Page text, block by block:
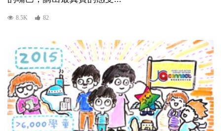
8.5K 82